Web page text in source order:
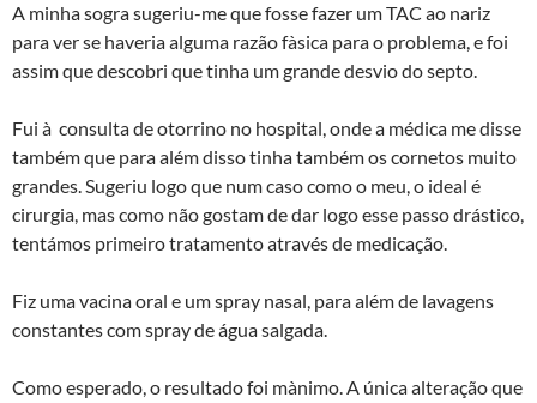
A minha sogra sugeriu-me que fosse fazer um TAC ao nariz
para ver se haveria alguma razão fà­sica para o problema, e foi
assim que descobri que tinha um grande desvio do septo.
Fui à consulta de otorrino no hospital, onde a médica me disse
também que para além disso tinha também os cornetos muito
grandes. Sugeriu logo que num caso como o meu, o ideal é
cirurgia, mas como não gostam de dar logo esse passo drástico,
tentámos primeiro tratamento através de medicação.
Fiz uma vacina oral e um spray nasal, para além de lavagens
constantes com spray de água salgada.
Como esperado, o resultado foi mà­nimo. A única alteração que